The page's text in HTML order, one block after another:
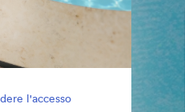
l'accesso